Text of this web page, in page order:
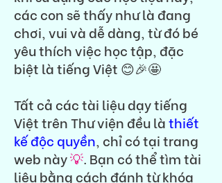
các con sẽ thấy như là đang
chơi, vui và dễ dàng, từ đó bé
yêu thích việc học tập, đặc
biệt là tiếng Việt 😊🎉🤩
Tất cả các tài liệu dạy tiếng
Việt trên Thư viện đều làthiết
kế độc quyền, chỉ có tại trang
web này💡. Bạn có thể tìm tài
liệu bằng cách đánh từ khóa